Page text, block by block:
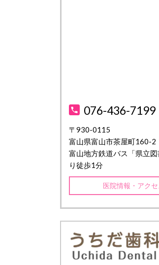
076-436-7199
〒930-0115
富山県富山市茶屋町160-2
富山地方鉄道バス「県立図
り徒歩1分
医院情報・アクセ